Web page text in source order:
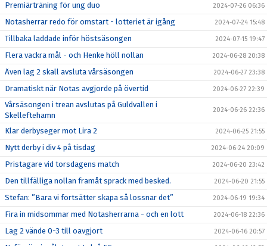
Premiärträning för ung duo 2024-07-26 06:36
Notasherrar redo för omstart - lotteriet är igång 2024-07-24 15:48
Tillbaka laddade inför höstsäsongen 2024-07-15 19:47
Flera vackra mål - och Henke höll nollan 2024-06-28 20:38
Även lag 2 skall avsluta vårsäsongen 2024-06-27 23:38
Dramatiskt när Notas avgjorde på övertid 2024-06-27 22:39
Vårsäsongen i trean avslutas på Guldvallen i
Skelleftehamn
2024-06-26 22:36
Klar derbyseger mot Lira 2 2024-06-25 21:55
Nytt derby i div 4 på tisdag 2024-06-24 20:09
Pristagare vid torsdagens match 2024-06-20 23:42
Den tillfälliga nollan framåt sprack med besked. 2024-06-20 21:55
Stefan: ”Bara vi fortsätter skapa så lossnar det” 2024-06-19 19:34
Fira in midsommar med Notasherrarna - och en lott 2024-06-18 22:36
Lag 2 vände 0-3 till oavgjort 2024-06-16 20:57